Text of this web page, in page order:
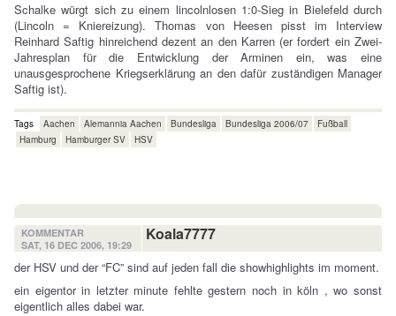
Schalke würgt sich zu einem lincolnlosen 1:0-Sieg in Bielefeld durch
(Lincoln = Kniereizung). Thomas von Heesen pisst im Interview
Reinhard Saftig hinreichend dezent an den Karren (er fordert ein Zwei-
Jahresplan für die Entwicklung der Arminen ein, was eine
unausgesprochene Kriegserklärung an den dafür zuständigen Manager
Saftig ist).
Tags Aachen Alemannia Aachen Bundesliga Bundesliga 2006/07
Fußball
Hamburg
Hamburger SV HSV
KOMMENTAR
SAT, 16 DEC 2006, 19:29
Koala7777
der HSV und der “FC” sind auf jeden fall die showhighlights im moment.
ein eigentor in letzter minute fehlte gestern noch in köln , wo sonst
eigentlich alles dabei war.